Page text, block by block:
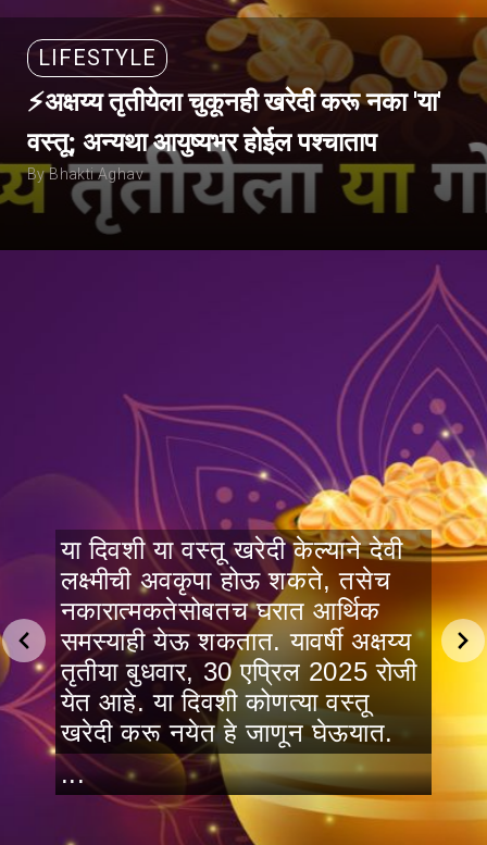
LIFESTYLE
⚡अक्षय्य तृतीयेला चुकूनही खरेदी करू नका 'या'
वस्तू; अन्यथा आयुष्यभर होईल पश्चाताप
By Bhakti Aghav
या दिवशी या वस्तू खरेदी केल्याने देवी
लक्ष्मीची अवकृपा होऊ शकते, तसेच
नकारात्मकतेसोबतच घरात आर्थिक
समस्याही येऊ शकतात. यावर्षी अक्षय्य
तृतीया बुधवार, 30 एप्रिल 2025 रोजी
येत आहे. या दिवशी कोणत्या वस्तू
खरेदी करू नयेत हे जाणून घेऊयात.
...